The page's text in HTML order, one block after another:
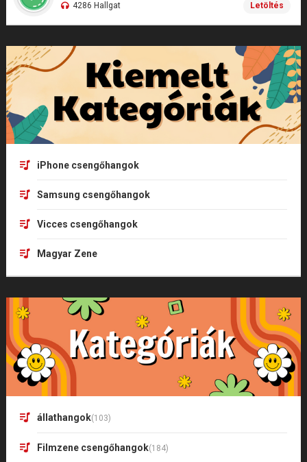
4286 Hallgat Letöltés
iPhone csengőhangok
Samsung csengőhangok
Vicces csengőhangok
Magyar Zene
állathangok(103)
Filmzene csengőhangok(184)